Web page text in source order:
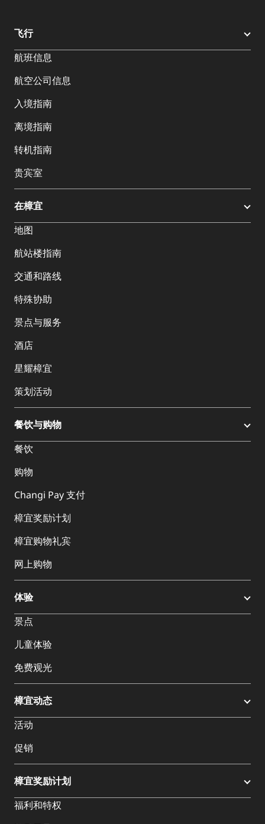
飞行
航班信息
航空公司信息
入境指南
离境指南
转机指南
贵宾室
在樟宜
地图
航站楼指南
交通和路线
特殊协助
景点与服务
酒店
星耀樟宜
策划活动
餐饮与购物
餐饮
购物
Changi Pay 支付
樟宜奖励计划
樟宜购物礼宾
网上购物
体验
景点
儿童体验
免费观光
樟宜动态
活动
促销
樟宜奖励计划
福利和特权